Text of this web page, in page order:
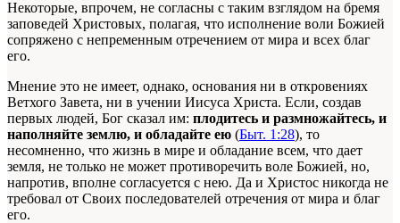
Некоторые, впрочем, не согласны с таким взглядом на бремя
заповедей Христовых, полагая, что исполнение воли Божией
сопряжено с непременным отречением от мира и всех благ
его.
Мнение это не имеет, однако, основания ни в откровениях
Ветхого Завета, ни в учении Иисуса Христа. Если, создав
первых людей, Бог сказал им: плодитесь и размножайтесь, и
наполняйте землю, и обладайте ею (Быт. 1:28), то
несомненно, что жизнь в мире и обладание всем, что дает
земля, не только не может противоречить воле Божией, но,
напротив, вполне согласуется с нею. Да и Христос никогда не
требовал от Своих последователей отречения от мира и благ
его.